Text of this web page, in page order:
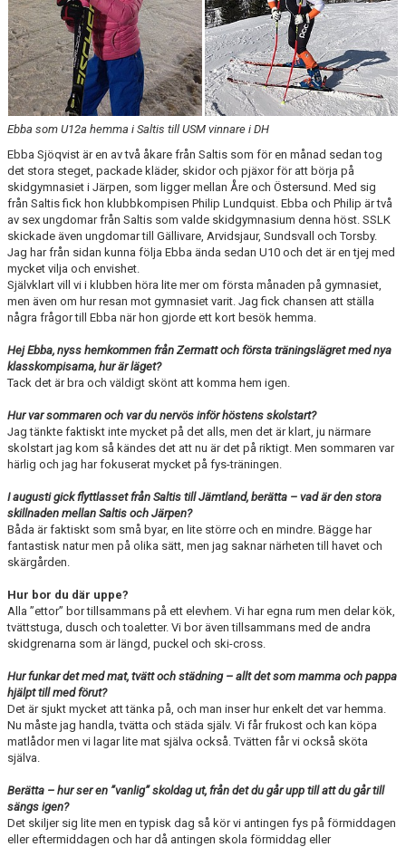
DOKUMENT
KONTAKT
PARTNERSKAP
Ebba som U12a hemma i Saltis till USM vinnare i DH
Ebba Sjöqvist är en av två åkare från Saltis som för en månad sedan tog
det stora steget, packade kläder, skidor och pjäxor för att börja på
skidgymnasiet i Järpen, som ligger mellan Åre och Östersund. Med sig
från Saltis fick hon klubbkompisen Philip Lundquist. Ebba och Philip är två
av sex ungdomar från Saltis som valde skidgymnasium denna höst. SSLK
skickade även ungdomar till Gällivare, Arvidsjaur, Sundsvall och Torsby.
Jag har från sidan kunna följa Ebba ända sedan U10 och det är en tjej med
mycket vilja och envishet.
Självklart vill vi i klubben höra lite mer om första månaden på gymnasiet,
men även om hur resan mot gymnasiet varit. Jag fick chansen att ställa
några frågor till Ebba när hon gjorde ett kort besök hemma.
Hej Ebba, nyss hemkommen från Zermatt och första träningslägret med nya
klasskompisarna, hur är läget?
Tack det är bra och väldigt skönt att komma hem igen.
Hur var sommaren och var du nervös inför höstens skolstart?
Jag tänkte faktiskt inte mycket på det alls, men det är klart, ju närmare
skolstart jag kom så kändes det att nu är det på riktigt. Men sommaren var
härlig och jag har fokuserat mycket på fys-träningen.
I augusti gick flyttlasset från Saltis till Jämtland, berätta – vad är den stora
skillnaden mellan Saltis och Järpen?
Båda är faktiskt som små byar, en lite större och en mindre. Bägge har
fantastisk natur men på olika sätt, men jag saknar närheten till havet och
skärgården.
Hur bor du där uppe?
Alla ”ettor” bor tillsammans på ett elevhem. Vi har egna rum men delar kök,
tvättstuga, dusch och toaletter. Vi bor även tillsammans med de andra
skidgrenarna som är längd, puckel och ski-cross.
Hur funkar det med mat, tvätt och städning – allt det som mamma och pappa
hjälpt till med förut?
Det är sjukt mycket att tänka på, och man inser hur enkelt det var hemma.
Nu måste jag handla, tvätta och städa själv. Vi får frukost och kan köpa
matlådor men vi lagar lite mat själva också. Tvätten får vi också sköta
själva.
Berätta – hur ser en ”vanlig” skoldag ut, från det du går upp till att du går till
sängs igen?
Det skiljer sig lite men en typisk dag så kör vi antingen fys på förmiddagen
eller eftermiddagen och har då antingen skola förmiddag eller